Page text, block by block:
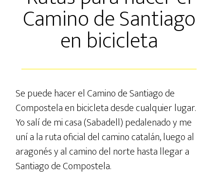
Camino de Santiago
en bicicleta
Se puede hacer el Camino de Santiago de
Compostela en bicicleta desde cualquier lugar.
Yo salí de mi casa (Sabadell) pedalenado y me
uní a la ruta oficial del camino catalán, luego al
aragonés y al camino del norte hasta llegar a
Santiago de Compostela.